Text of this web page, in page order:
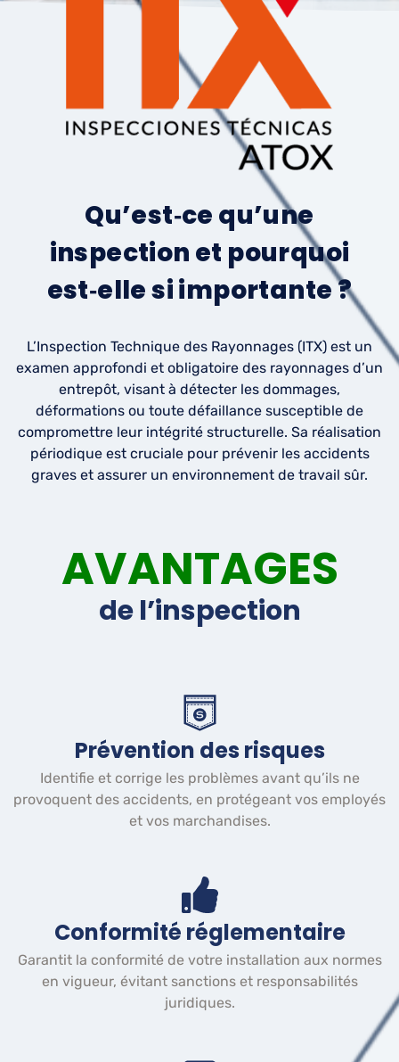
Qu’est‑ce qu’une
inspection et pourquoi
est‑elle si importante ?
L’Inspection Technique des Rayonnages (ITX) est un
examen approfondi et obligatoire des rayonnages d’un
entrepôt, visant à détecter les dommages,
déformations ou toute défaillance susceptible de
compromettre leur intégrité structurelle. Sa réalisation
périodique est cruciale pour prévenir les accidents
graves et assurer un environnement de travail sûr.
AVANTAGES
de l’inspection
Prévention des risques
Identifie et corrige les problèmes avant qu’ils ne
provoquent des accidents, en protégeant vos employés
et vos marchandises.
Conformité réglementaire
Garantit la conformité de votre installation aux normes
en vigueur, évitant sanctions et responsabilités
juridiques.